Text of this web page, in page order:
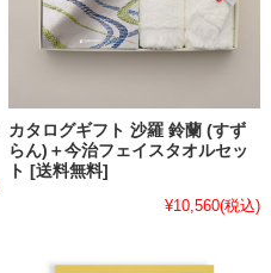
カタログギフト 沙羅 鈴蘭 (すず
らん)＋今治フェイスタオルセッ
ト [送料無料]
¥10,560(税込)